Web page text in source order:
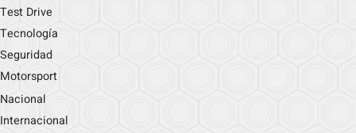
Test Drive
Tecnología
Seguridad
Motorsport
Nacional
Internacional